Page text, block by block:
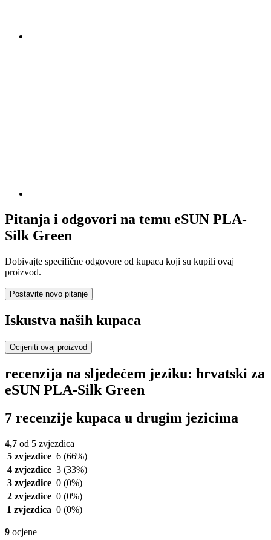
Pitanja i odgovori na temu eSUN PLA-
Silk Green
Dobivajte specifične odgovore od kupaca koji su kupili ovaj
proizvod.
Postavite novo pitanje
Iskustva naših kupaca
Ocijeniti ovaj proizvod
recenzija na sljedećem jeziku: hrvatski za
eSUN PLA-Silk Green
7 recenzije kupaca u drugim jezicima
4,7 od 5 zvjezdica
5 zvjezdice 6 (66%)
4 zvjezdice 3 (33%)
3 zvjezdice 0 (0%)
2 zvjezdice 0 (0%)
1 zvjezdica 0 (0%)
9 ocjene